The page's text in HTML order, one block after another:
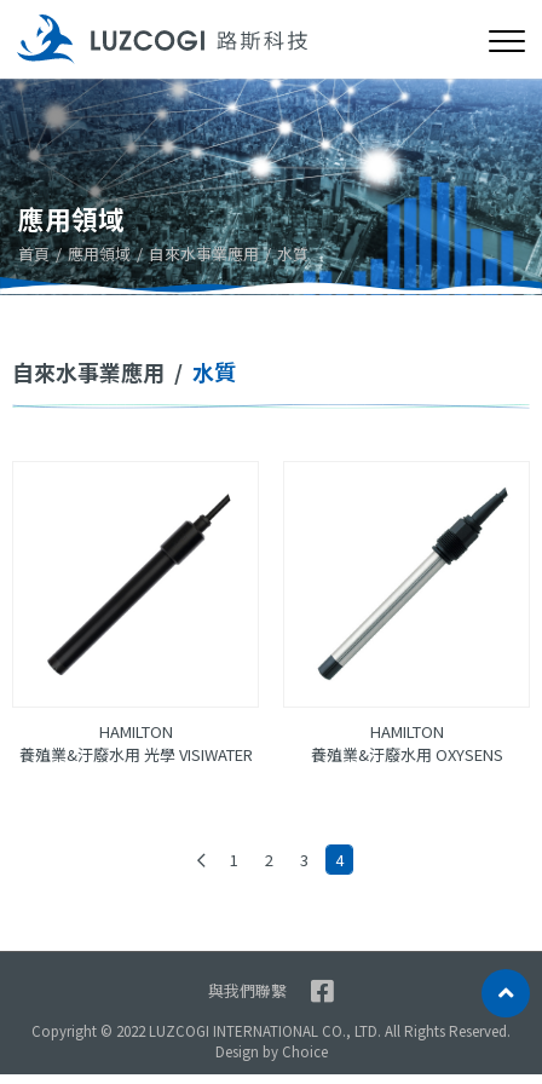
應用領域
首頁 應用領域 自來水事業應用 水質
自來水事業應用 / 水質
HAMILTON
養殖業&汙廢水用 光學 VISIWATER
HAMILTON
養殖業&汙廢水用 OXYSENS
1 2 3 4
與我們聯繫
Copyright © 2022 LUZCOGI INTERNATIONAL CO., LTD. All Rights Reserved.
Design by Choice